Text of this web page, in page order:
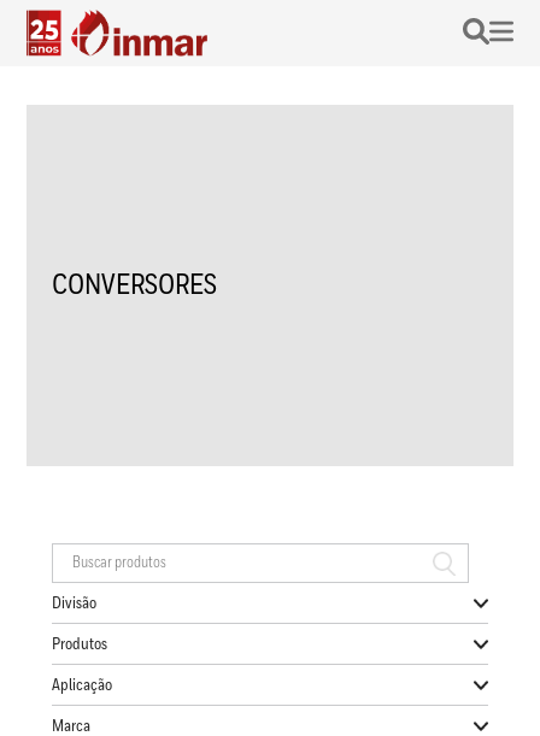
CONVERSORES
Divisão
Produtos
Aplicação
Marca